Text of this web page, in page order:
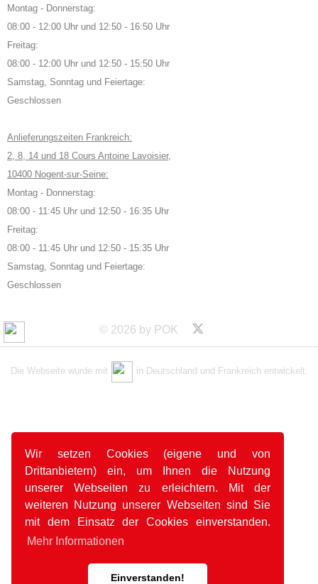
Wir setzen Cookies (eigene und von
Drittanbietern) ein, um Ihnen die Nutzung
unserer Webseiten zu erleichtern. Mit der
weiteren Nutzung unserer Webseiten sind Sie
mit dem Einsatz der Cookies einverstanden.
Mehr Informationen
Einverstanden!
Montag - Donnerstag:
08:00 - 12:00 Uhr und 12:50 - 16:50 Uhr
Freitag:
08:00 - 12:00 Uhr und 12:50 - 15:50 Uhr
Samstag, Sonntag und Feiertage:
Geschlossen
Anlieferungszeiten Frankreich:
2, 8, 14 und 18 Cours Antoine Lavoisier,
10400 Nogent-sur-Seine:
Montag - Donnerstag:
08:00 - 11:45 Uhr und 12:50 - 16:35 Uhr
Freitag:
08:00 - 11:45 Uhr und 12:50 - 15:35 Uhr
Samstag, Sonntag und Feiertage:
Geschlossen
© 2026 by POK
Die Webseite wurde mit in Deutschland und Frankreich entwickelt.